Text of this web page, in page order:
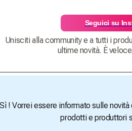
Seguici su
Unisciti alla community e a tutti i
ultime novità. È
Sì ! Vorrei essere informato sulle
prodotti e produttori